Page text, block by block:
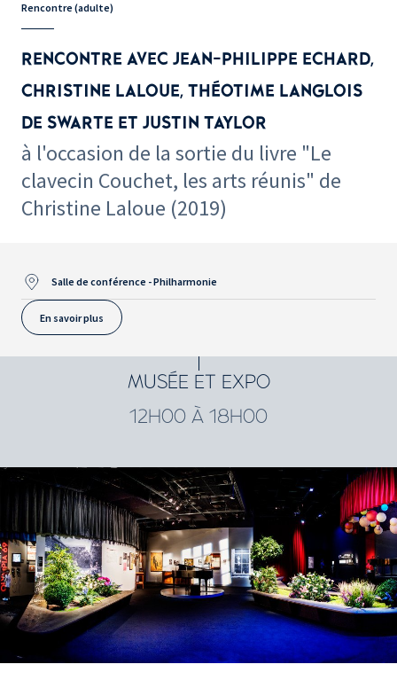
Rencontre (adulte)
RENCONTRE AVEC JEAN-PHILIPPE ECHARD,
CHRISTINE LALOUE, THÉOTIME LANGLOIS
DE SWARTE ET JUSTIN TAYLOR
à l'occasion de la sortie du livre "Le
clavecin Couchet, les arts réunis" de
Christine Laloue (2019)
Salle de conférence - Philharmonie
En savoir plus
MUSÉE ET EXPO
12H00 À 18H00